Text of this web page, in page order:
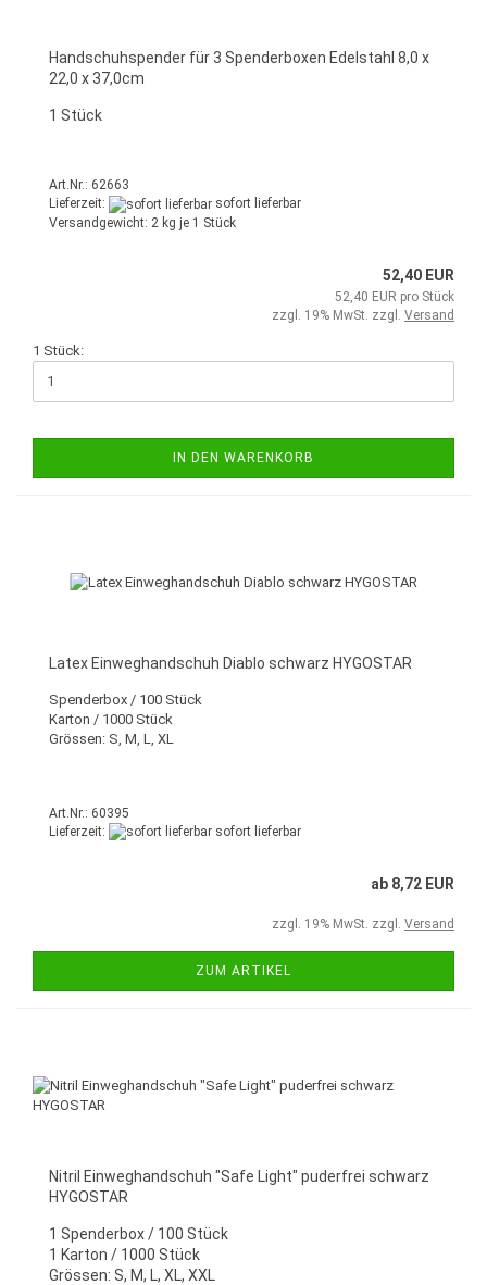
Handschuhspender für 3 Spenderboxen Edelstahl 8,0 x
22,0 x 37,0cm
1 Stück
Art.Nr.: 62663
Lieferzeit:
sofort lieferbar
Versandgewicht: 2 kg je 1 Stück
52,40 EUR
52,40 EUR pro Stück
zzgl. 19% MwSt. zzgl. Versand
1 Stück:
IN DEN WARENKORB
Latex Einweghandschuh Diablo schwarz HYGOSTAR
Spenderbox / 100 Stück
Karton / 1000 Stück
Grössen: S, M, L, XL
Art.Nr.: 60395
Lieferzeit:
sofort lieferbar
ab 8,72 EUR
zzgl. 19% MwSt. zzgl. Versand
ZUM ARTIKEL
Nitril Einweghandschuh "Safe Light" puderfrei schwarz
HYGOSTAR
1 Spenderbox / 100 Stück
1 Karton / 1000 Stück
Grössen: S, M, L, XL, XXL